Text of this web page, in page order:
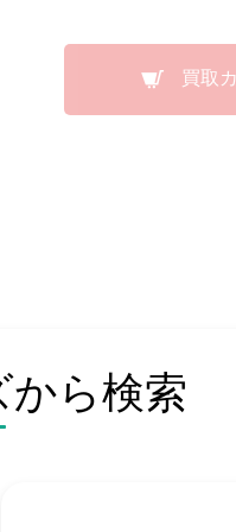
買取
から検索